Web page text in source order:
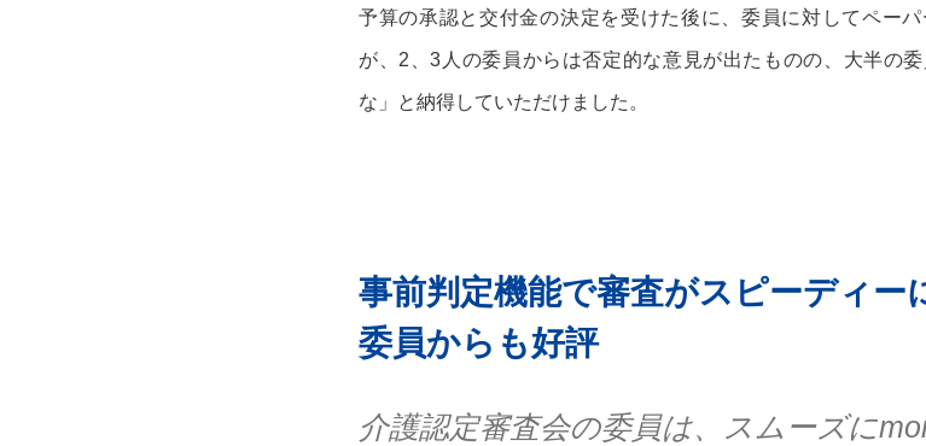
予算の承認と交付金の決定を受けた後に、委員に対してペー
が、2、3人の委員からは否定的な意見が出たものの、大半の
な」と納得していただけました。
事前判定機能で審査がスピーディー
委員からも好評
介護認定審査会の委員は、スムーズに